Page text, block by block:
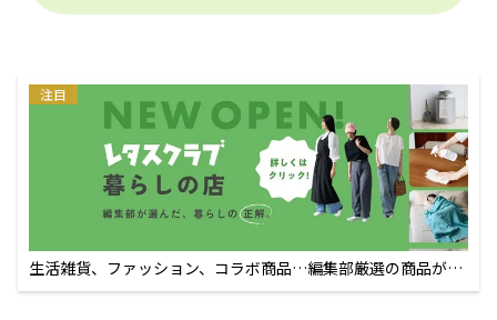
注目
生活雑貨、ファッション、コラボ商品…編集部厳選の商品が買
えるECサイト